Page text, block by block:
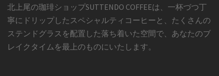
北上尾の珈琲ショップSUTTENDO COFFEEは、一杯づつ丁
寧にドリップしたスペシャルティコーヒーと、たくさんの
ステンドグラスを配置した落ち着いた空間で、あなたのブ
レイクタイムを最上のものにいたします。